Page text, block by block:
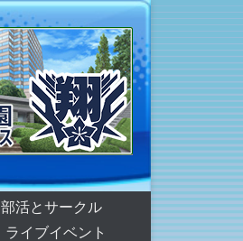
部活とサークル
ライブイベント